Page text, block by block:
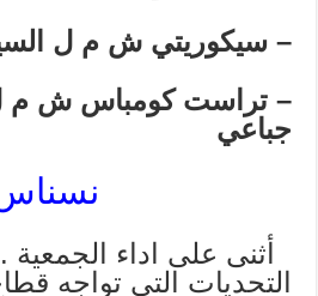
–سيكوريتي ش م ل
–تراست كومباس ش م
جباعي
أثنى على اداء
التحديات التي تواجه